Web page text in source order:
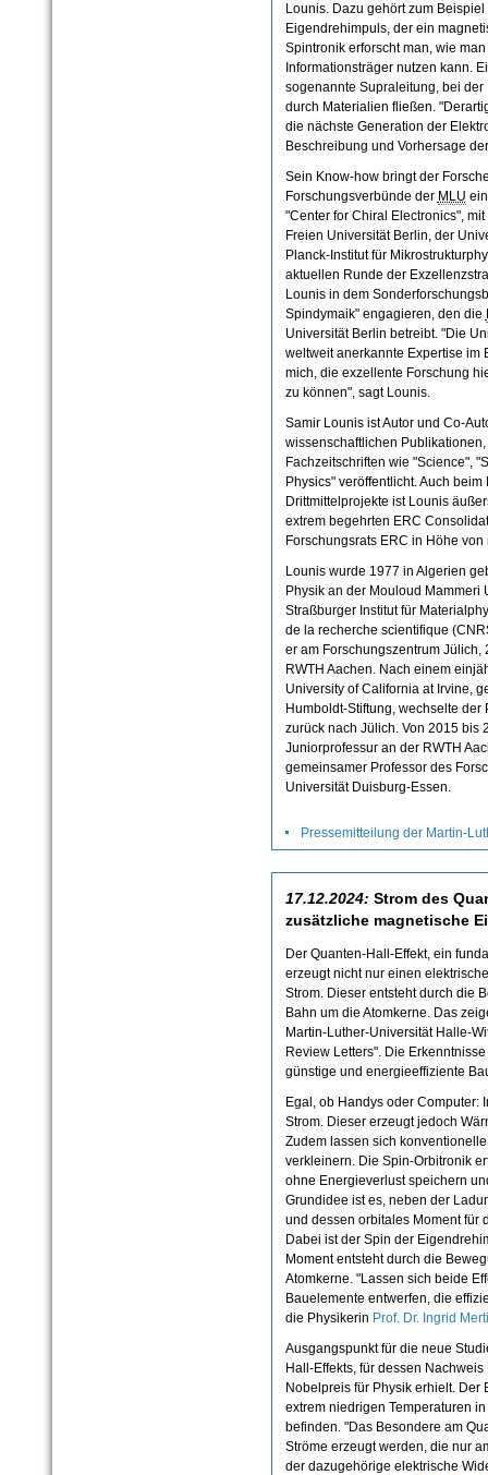
Lounis. Dazu gehört zum
Eigendrehimpuls, der ein
Spintronik erforscht man, wie
Informationsträger nutzen kann.
sogenannte Supraleitung, bei
durch Materialien fließen.
die nächste Generation der
Beschreibung und Vorhersage
Sein Know-how bringt der
Forschungsverbünde der MLU
"Center for Chiral Electronics",
Freien Universität Berlin, der
Planck-Institut für
aktuellen Runde der
Lounis in dem
Spindymaik" engagieren, den die
Universität Berlin betreibt. "Die
weltweit anerkannte Expertise im
mich, die exzellente Forschung
zu können", sagt Lounis.
Samir Lounis ist Autor und Co-
wissenschaftlichen
Fachzeitschriften wie "Science",
Physics" veröffentlicht. Auch
Drittmittelprojekte ist Lounis
extrem begehrten ERC
Forschungsrats ERC in Höhe
Lounis wurde 1977 in Algerien
Physik an der Mouloud Mammeri
Straßburger Institut für
de la recherche scientifique
er am Forschungszentrum
RWTH Aachen. Nach einem
University of California at Irvine,
Humboldt-Stiftung, wechselte
zurück nach Jülich. Von 2015 bis
Juniorprofessur an der RWTH
gemeinsamer Professor des
Universität Duisburg-Essen.
Pressemitteilung der Martin-
17.12.2024: Strom des
zusätzliche magnetische
Der Quanten-Hall-Effekt, ein
erzeugt nicht nur einen
Strom. Dieser entsteht durch die
Bahn um die Atomkerne. Das
Martin-Luther-Universität Halle-
Review Letters". Die
günstige und energieeffiziente
Egal, ob Handys oder Computer:
Strom. Dieser erzeugt jedoch
Zudem lassen sich
verkleinern. Die Spin-Orbitronik
ohne Energieverlust speichern
Grundidee ist es, neben der
und dessen orbitales Moment für
Dabei ist der Spin der
Moment entsteht durch die
Atomkerne. "Lassen sich beide
Bauelemente entwerfen, die
die Physikerin Prof. Dr. Ingrid
Ausgangspunkt für die neue
Hall-Effekts, für dessen
Nobelpreis für Physik erhielt. Der
extrem niedrigen Temperaturen
befinden. "Das Besondere am
Ströme erzeugt werden, die nur
der dazugehörige elektrische